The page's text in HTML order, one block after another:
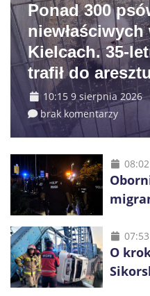
Ponad 300
Kielcach. 35-
trafił do
10:15 9 sierpnia 2026
brak komentarzy
O